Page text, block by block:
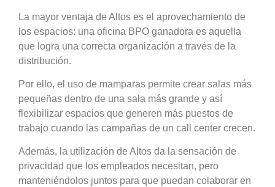
La mayor ventaja de Altos es el aprovechamiento de
los espacios: una oficina BPO ganadora es aquella
que logra una correcta organización a través de la
distribución.
Por ello, el uso de mamparas permite crear salas más
pequeñas dentro de una sala más grande y así
flexibilizar espacios que generen más puestos de
trabajo cuando las campañas de un call center crecen.
Además, la utilización de Altos da la sensación de
privacidad que los empleados necesitan, pero
manteniéndolos juntos para que puedan colaborar en